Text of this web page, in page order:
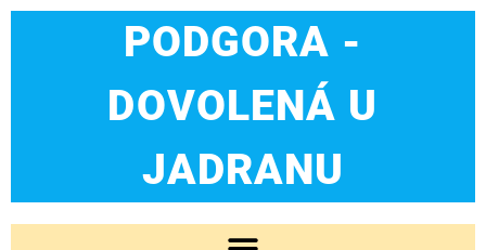
PODGORA -
DOVOLENÁ U
JADRANU